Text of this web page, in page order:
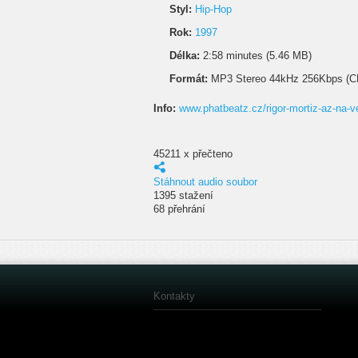
Styl: Hip-Hop
Rok: 1997
Délka: 2:58 minutes (5.46 MB)
Formát: MP3 Stereo 44kHz 256Kbps
Info: www.phatbeatz.cz/rigor-mortiz-az-na-
45211 x přečteno
Stáhnout audio soubor
1395 stažení
68 přehrání
Kontakty